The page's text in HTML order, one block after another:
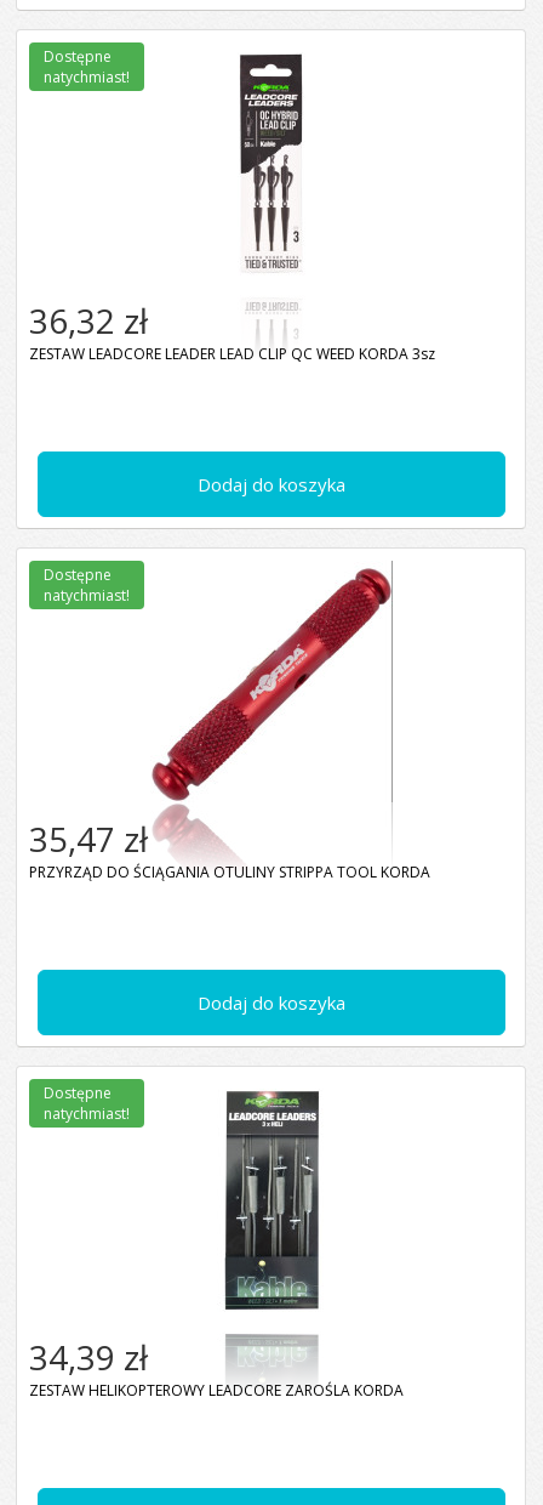
Dodaj do koszyka
36,32 zł
ZESTAW LEADCORE LEADER LEAD CLIP QC WEED KORDA 3sz
Dostępne
natychmiast!
Dodaj do koszyka
35,47 zł
PRZYRZĄD DO ŚCIĄGANIA OTULINY STRIPPA TOOL KORDA
Dostępne
natychmiast!
34,39 zł
ZESTAW HELIKOPTEROWY LEADCORE ZAROŚLA KORDA
Dostępne
natychmiast!